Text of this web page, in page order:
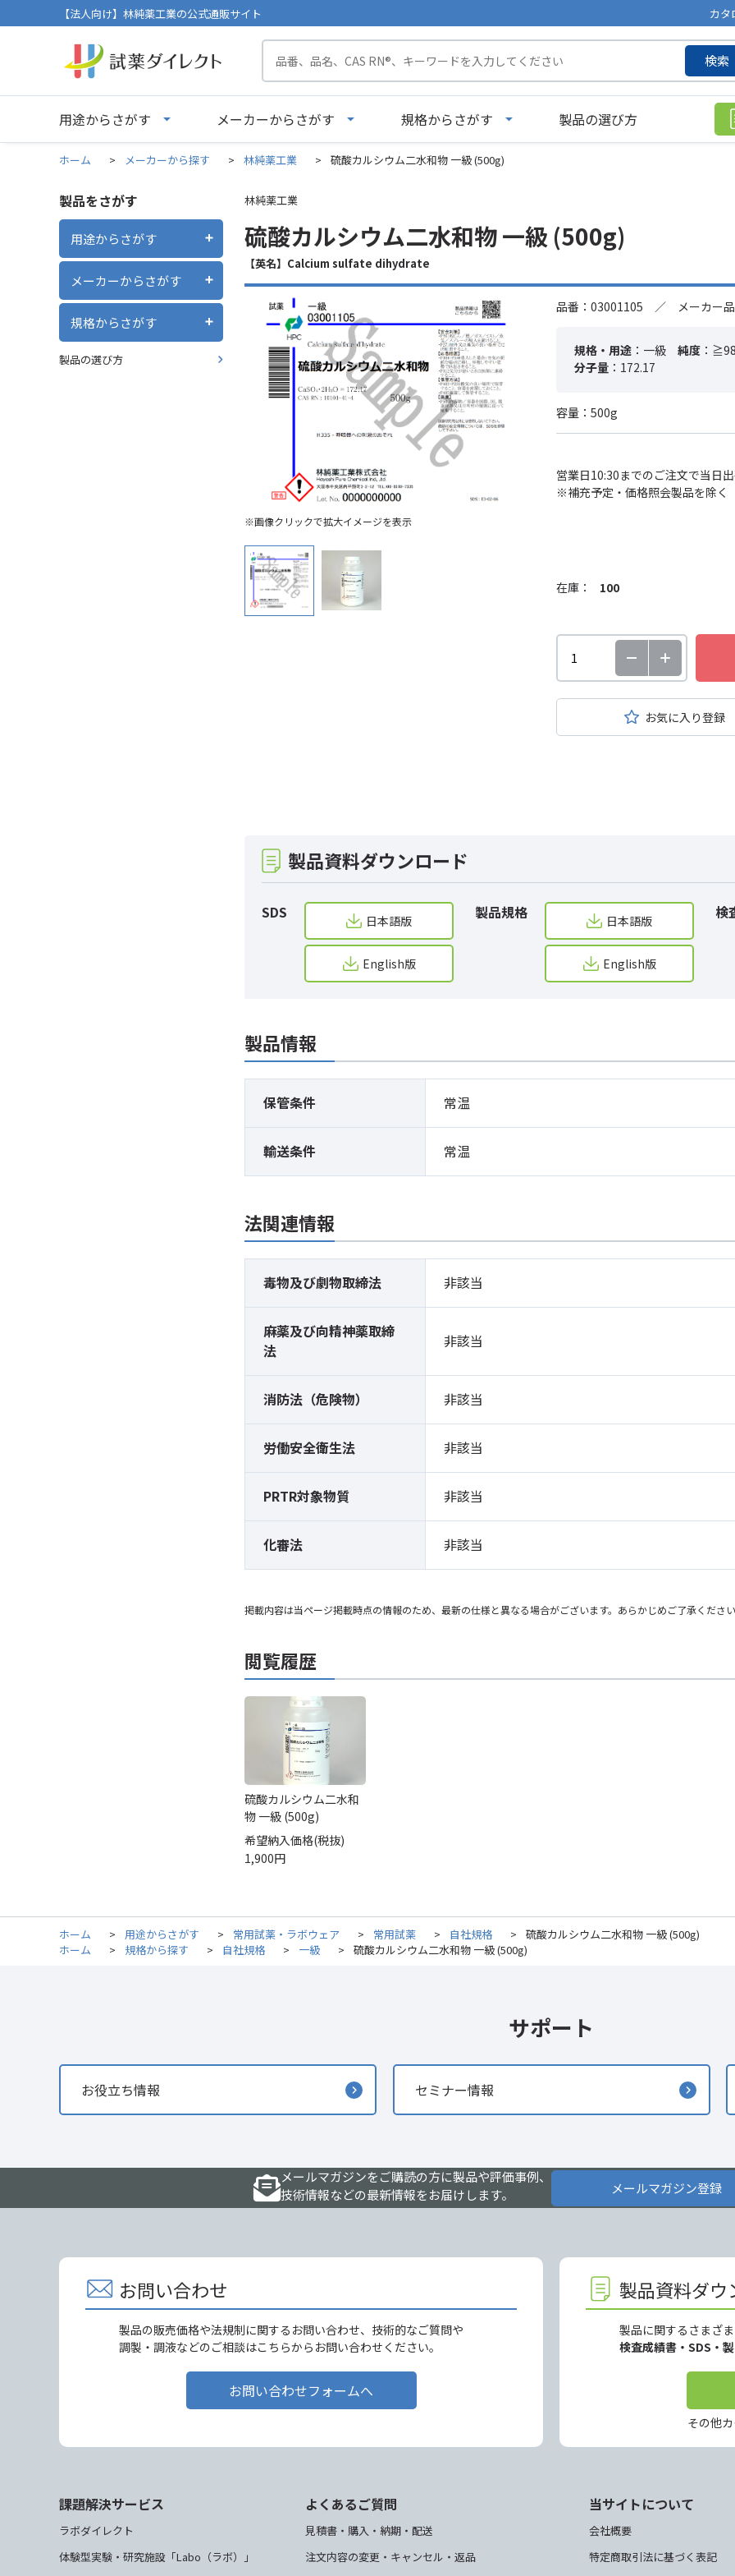
【法人向け】林純薬工業の公式通販サイト カタ
検索
用途からさがす メーカーからさがす 規格からさがす 製品の選び方
ホーム > メーカーから探す > 林純薬工業 > 硫酸カルシウム二水和物 一級 (500g)
製品をさがす
用途からさがす
メーカーからさがす
規格からさがす
製品の選び方
林純薬工業
硫酸カルシウム二水和物 一級 (500g)
【英名】Calcium sulfate dihydrate
※画像クリックで拡大イメージを表示
品番：03001105 ／ メーカー
規格・用途 ：一級 純度 ：
分子量 ：172.17
容量：500g
営業日10:30までのご注文で当日
※補充予定・価格照会製品を除く
在庫： 100
お気に入り登録
製品資料ダウンロード
SDS 日本語版
English版
製品規格 日本語版
English版
検
製品情報
保管条件 常温
輸送条件 常温
法関連情報
毒物及び劇物取締法 非該当
麻薬及び向精神薬取締
法
非該当
消防法（危険物） 非該当
労働安全衛生法 非該当
PRTR対象物質 非該当
化審法 非該当
掲載内容は当ページ掲載時点の情報のため、最新の仕様と異なる場合がございます。あらかじめご了承くださ
閲覧履歴
硫酸カルシウム二水和
物 一級 (500g)
希望納入価格(税抜)
1,900円
ホーム > 用途からさがす > 常用試薬・ラボウェア > 常用試薬 > 自社規格 >
硫酸カルシウム二水和物 一級 (500g)
ホーム
> 規格から探す > 自社規格 > 一級 > 硫酸カルシウム二水和物 一級 (500g)
サポート
お役立ち情報 セミナー情報
メールマガジンをご購読の方に製品や評価事例、
技術情報などの最新情報をお届けします。
メールマガジン登録
お問い合わせ
製品の販売価格や法規制に関するお問い合わせ、技術的なご質問や
調製・調液などのご相談はこちらからお問い合わせください。
お問い合わせフォームへ
製品資料ダウ
製品に関するさまざ
検査成績書・SDS・
その他
課題解決サービス
ラボダイレクト
体験型実験・研究施設「Labo（ラボ）」
よくあるご質問
見積書・購入・納期・配送
注文内容の変更・キャンセル・返品
当サイトについて
会社概要
特定商取引法に基づく表記